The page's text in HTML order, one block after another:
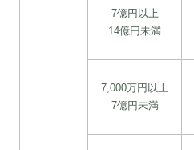
7億円以上
14億円未満
7,000万円以上
7億円未満